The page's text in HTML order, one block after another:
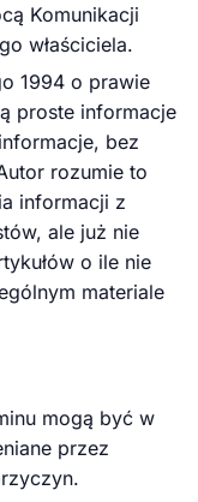
Komunikacji
właściciela.
1994 o prawie
proste informacje
bez
rozumie to
informacji z
ale już nie
o ile nie
materiale
mogą być w
przez